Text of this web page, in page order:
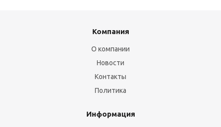
Компания
О компании
Новости
Контакты
Политика
Информация